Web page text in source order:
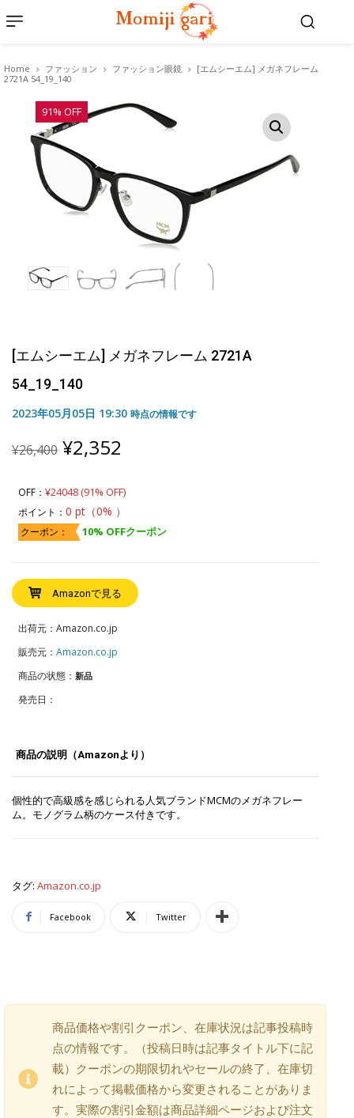
Home ファッション ファッション眼鏡
[エムシーエム] メガネフレーム
2721A 54_19_140
91% OFF
[エムシーエム] メガネフレーム 2721A
54_19_140
2023年05月05日 19:30 時点の情報です
¥26,400 Original
price
¥26,400.
¥2,352
¥2,352.
OFF： ¥24048 (91% OFF)
ポイント： 0 pt（0% ）
クーポン： 10% OFFクーポン
Amazonで見る
出荷元：Amazon.co.jp
販売元： Amazon.co.jp
商品の状態： 新品
発売日：
商品の説明（Amazonより）
個性的で高級感を感じられる人気ブランドMCMのメガネフレー
ム。モノグラム柄のケース付きです。
タグ: Amazon.co.jp
Facebook Twitter
商品価格や割引クーポン、在庫状況は記事投稿時
点の情報です。（投稿日時は記事タイトル下に記
載）クーポンの期限切れやセールの終了、在庫切
れによって掲載価格から変更されることがありま
す。実際の割引金額は商品詳細ページおよび注文